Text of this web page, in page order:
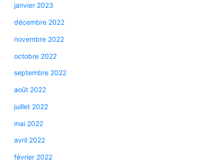
janvier 2023
décembre 2022
novembre 2022
octobre 2022
septembre 2022
août 2022
juillet 2022
mai 2022
avril 2022
février 2022